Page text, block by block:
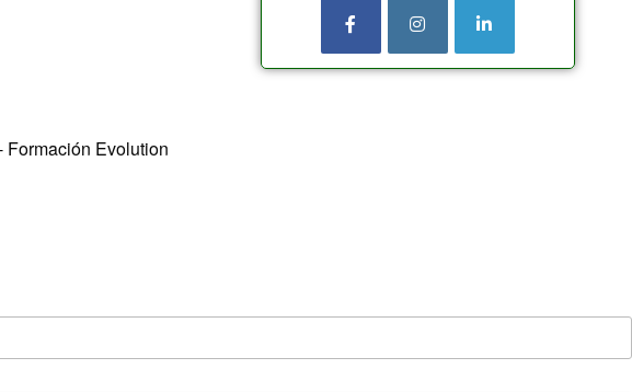
Formación Evolution